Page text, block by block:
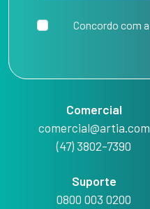
Concordo com a
Comercial
comercial@artia.com
(47) 3802-7390
Suporte
0800 003 0200